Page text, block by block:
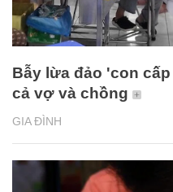
GIA ĐÌNH
Bẫy lừa đảo 'con
cả vợ và chồng